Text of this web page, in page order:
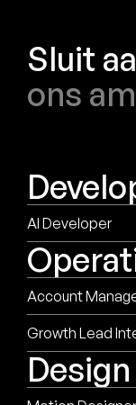
Sluit
ons
AI Developer
Account
Growth Lead
Design